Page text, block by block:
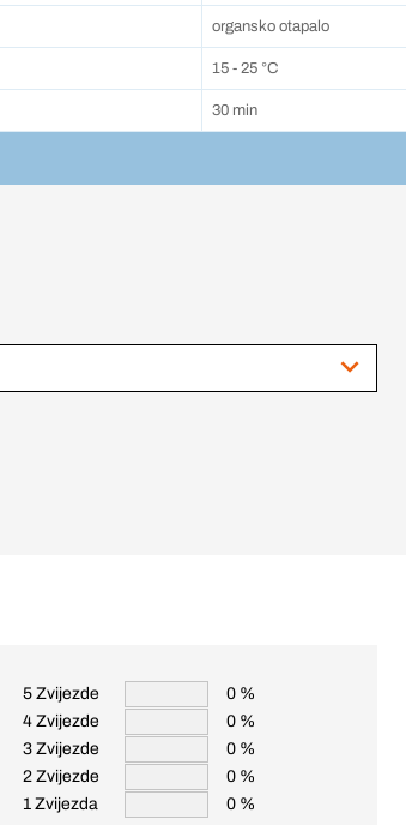
organsko otapalo
15 - 25 °C
30 min
5 Zvijezde
0 %
4 Zvijezde
0 %
3 Zvijezde
0 %
2 Zvijezde
0 %
1 Zvijezda
0 %